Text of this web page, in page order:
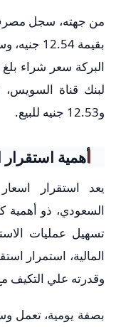
من جهته، سجل
و12.53 جنيه للبيع.
أهمية استقرار
يعد استقرار
السعودي، ذو أهمية
تسهيل عمليات
المالية، استمرار
وقدرته علي التكيف
بصفة يومية، تعمل